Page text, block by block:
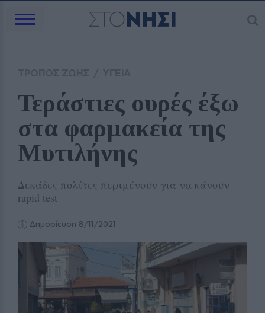
Τεράστιες ουρές έξω
στα φαρμακεία της
Μυτιλήνης
Δεκάδες πολίτες περιμένουν για να κάνουν
rapid test
Δημοσίευση 8/11/2021